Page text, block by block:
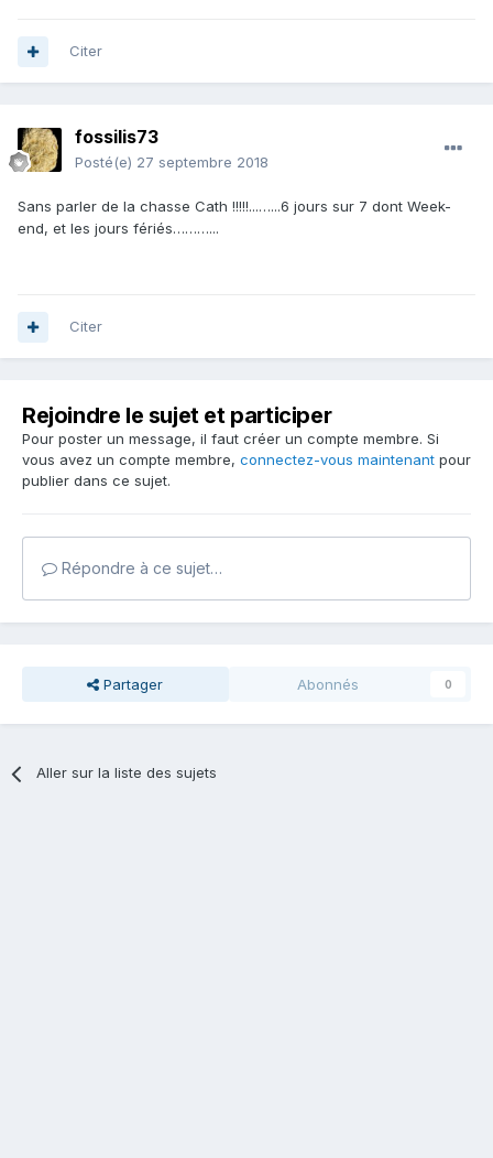
Citer
fossilis73
Posté(e) 27 septembre 2018
Sans parler de la chasse Cath !!!!!...…...6 jours sur 7 dont Week-
end, et les jours fériés………...
Citer
Rejoindre le sujet et participer
Pour poster un message, il faut créer un compte membre. Si
vous avez un compte membre, connectez-vous maintenant pour
publier dans ce sujet.
Répondre à ce sujet…
Partager Abonnés 0
Aller sur la liste des sujets